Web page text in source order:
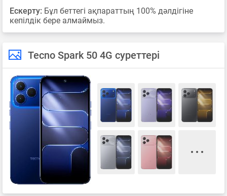
Ескерту: Бұл беттегі ақпараттың 100% дәлдігіне
кепілдік бере алмаймыз.
Tecno Spark 50 4G суреттері